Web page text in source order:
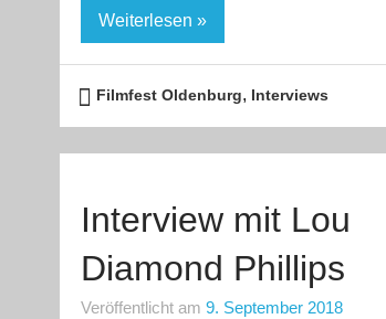
Weiterlesen »
Filmfest Oldenburg, Interviews
Interview mit Lou
Diamond Phillips
Veröffentlicht am 9. September 2018